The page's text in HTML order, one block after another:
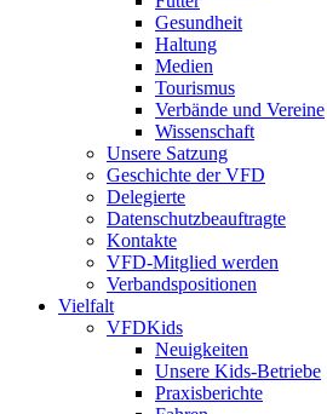
Gesundheit
Haltung
Medien
Tourismus
Verbände und Vereine
Wissenschaft
Unsere Satzung
Geschichte der VFD
Delegierte
Datenschutzbeauftragte
Kontakte
VFD-Mitglied werden
Verbandspositionen
Vielfalt
VFDKids
Neuigkeiten
Unsere Kids-Betriebe
Praxisberichte